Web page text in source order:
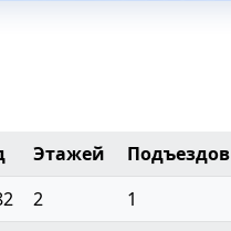
Этажей Подъездов
2 1